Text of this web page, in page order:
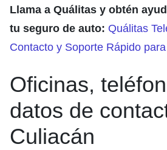
Llama a Quálitas y obtén
tu seguro de auto: Quálitas
Contacto y Soporte Rápido
Oficinas,
datos de
Culiacán